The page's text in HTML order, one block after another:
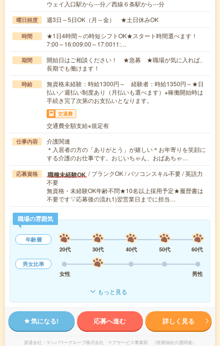
ウェイ入口駅から---分／西線６条駅から---分
曜日頻度 週3日～5日OK（月～金） ★土日休みOK
時間
★1日4時間～の時短シフトOK★スタート時間選べます！
7:00～16:009:00～17:0011:…
期間
開始日はご相談ください！ ★急募 ★職場が気に入れば、
長期でも働けます！
時給
無資格未経験：時給1300円～ 経験者：時給1350円～★日
払い／週払い制度あり（月払いも選べます）※稼働開始時は
手続き完了次第のお支払いとなります。
交通費
交通費全額支給※規定有
仕事内容
介護関連
＊入居者の方の「ありがとう」が嬉しい＊お年寄りを笑顔に
する介護のお仕事です。おじいちゃん、おばあちゃ…
応募資格 職種未経験OK / ブランクOK / パソコンスキル不要 / 英語力
不要
無資格・未経験OK年齢不問★10名以上採用予定★履歴書は
不要です▽応募後の流れ1)翌営業日までに担当…
職場の雰囲気
年齢層
20代
30代 40代 50代
60代
男女比率
女性
男性
もっと見る
気になる! 応募へ進む 詳しく見る
派遣会社 マンパワーグループ株式会社 ケアサービス事業部 （医療福祉介護関連）